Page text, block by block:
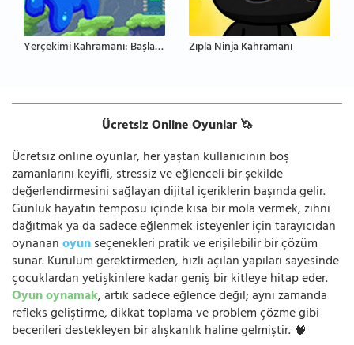
Yerçekimi Kahramanı: Başlangıç Zıpla Ninja Kahramanı
Ücretsiz Online Oyunlar 🦄
Ücretsiz online oyunlar, her yaştan kullanıcının boş
zamanlarını keyifli, stressiz ve eğlenceli bir şekilde
değerlendirmesini sağlayan dijital içeriklerin başında gelir.
Günlük hayatın temposu içinde kısa bir mola vermek, zihni
dağıtmak ya da sadece eğlenmek isteyenler için tarayıcıdan
oynananoyunseçenekleri pratik ve erişilebilir bir çözüm
sunar. Kurulum gerektirmeden, hızlı açılan yapıları sayesinde
çocuklardan yetişkinlere kadar geniş bir kitleye hitap eder.
Oyun oynamak, artık sadece eğlence değil; aynı zamanda
refleks geliştirme, dikkat toplama ve problem çözme gibi
becerileri destekleyen bir alışkanlık haline gelmiştir. 🧠